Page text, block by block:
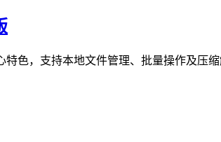
色，支持本地文件管理、批量操作及压